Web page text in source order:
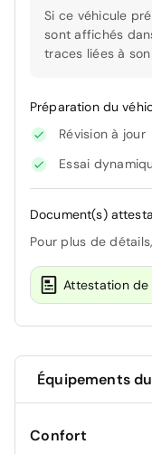
Si ce véhicule
sont affichés
traces liées à
Préparation du
Révision à jour
Essai
Document(s)
Pour plus de
Attestation de
Équipements
Confort